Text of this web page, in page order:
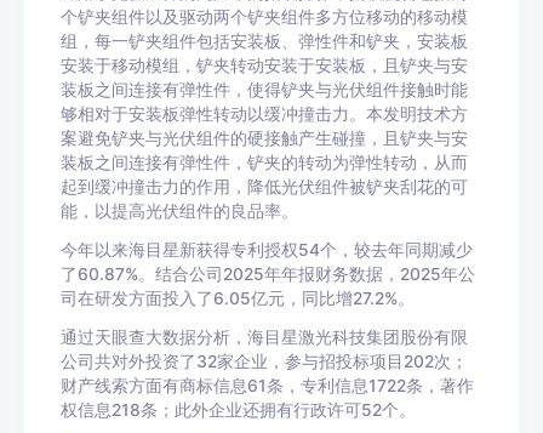
个铲夹组件以及驱动两个铲夹组件多方位移动的移动模
组，每一铲夹组件包括安装板、弹性件和铲夹，安装板
安装于移动模组，铲夹转动安装于安装板，且铲夹与安
装板之间连接有弹性件，使得铲夹与光伏组件接触时能
够相对于安装板弹性转动以缓冲撞击力。本发明技术方
案避免铲夹与光伏组件的硬接触产生碰撞，且铲夹与安
装板之间连接有弹性件，铲夹的转动为弹性转动，从而
起到缓冲撞击力的作用，降低光伏组件被铲夹刮花的可
能，以提高光伏组件的良品率。
今年以来海目星新获得专利授权54个，较去年同期减少
了60.87%。结合公司2025年年报财务数据，2025年公
司在研发方面投入了6.05亿元，同比增27.2%。
通过天眼查大数据分析，海目星激光科技集团股份有限
公司共对外投资了32家企业，参与招投标项目202次；
财产线索方面有商标信息61条，专利信息1722条，著作
权信息218条；此外企业还拥有行政许可52个。